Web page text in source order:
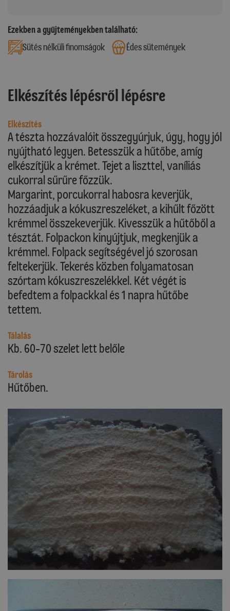
Ezekben a gyűjteményekben található:
Sütés nélküli finomságok
Édes sütemények
Elkészítés lépésről lépésre
Elkészítés
A tészta hozzávalóit összegyúrjuk, úgy, hogy jól
nyújtható legyen. Betesszük a hűtőbe, amíg
elkészítjük a krémet. Tejet a liszttel, vaníliás
cukorral sűrűre főzzük.
Margarint, porcukorral habosra keverjük,
hozzáadjuk a kókuszreszeléket, a kihűlt főzött
krémmel összekeverjük. Kivesszük a hűtőből a
tésztát. Folpackon kinyújtjuk, megkenjük a
krémmel. Folpack segítségével jó szorosan
feltekerjük. Tekerés közben folyamatosan
szórtam kókuszreszelékkel. Két végét is
befedtem a folpackkal és 1 napra hűtőbe
tettem.
Tálalás
Kb. 60-70 szelet lett belőle
Tárolás
Hűtőben.